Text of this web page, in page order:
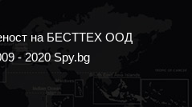
на БЕСТТЕХ ООД
- 2020 Spy.bg